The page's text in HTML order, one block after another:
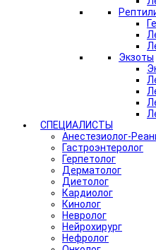
Экзоты
СПЕЦИАЛИСТЫ
Анестезиолог-
Гастроэнтеролог
Герпетолог
Дерматолог
Диетолог
Кардиолог
Кинолог
Невролог
Нейрохирург
Нефролог